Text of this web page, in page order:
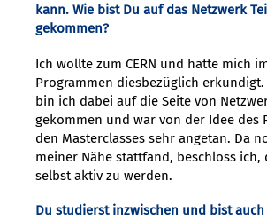
kann. Wie bist Du auf das Netzwerk
gekommen?
Ich wollte zum CERN und hatte mich
Programmen diesbezüglich
bin ich dabei auf die Seite von
gekommen und war von der Idee des
den Masterclasses sehr angetan. Da
meiner Nähe stattfand, beschloss ich,
selbst aktiv zu werden.
Du studierst inzwischen und bist